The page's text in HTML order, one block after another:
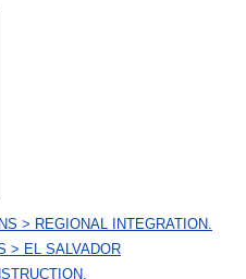
> REGIONAL INTEGRATION.
> EL SALVADOR